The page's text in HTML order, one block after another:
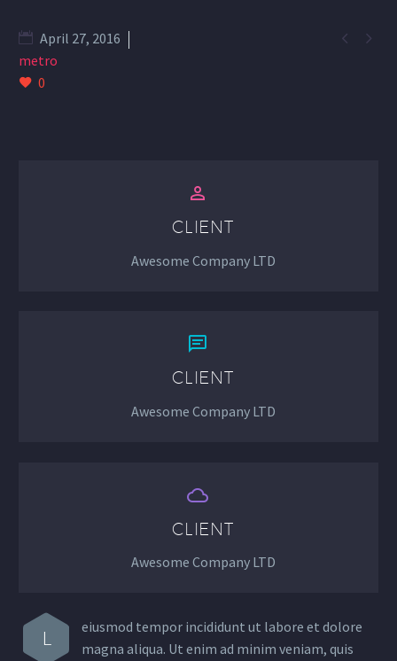
 
April 27, 2016
metro
0


CLIENT
Awesome Company LTD


CLIENT
Awesome Company LTD


CLIENT
Awesome Company LTD
L
eiusmod tempor incididunt ut labore et dolore
magna aliqua. Ut enim ad minim veniam, quis